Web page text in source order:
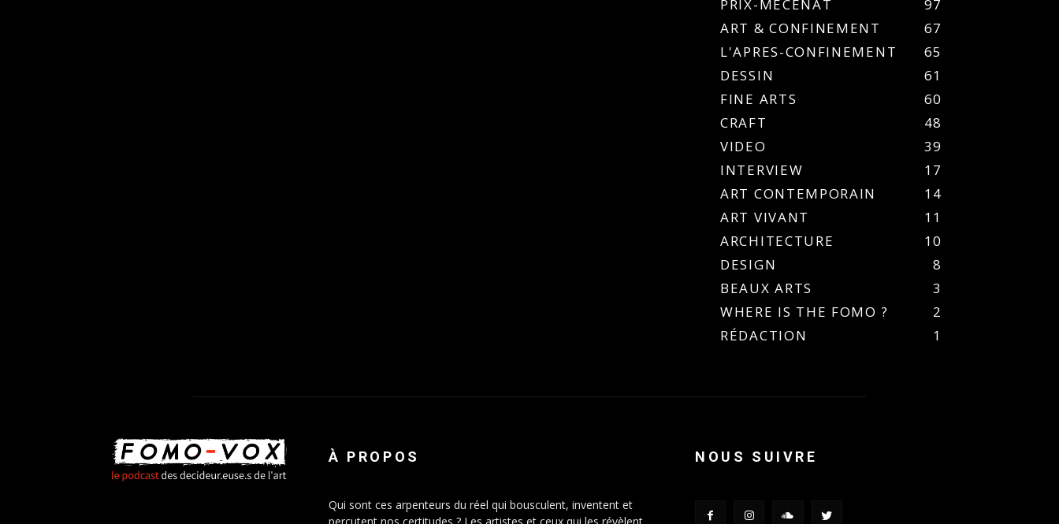
PRIX-MÉCÉNAT
97
ART & CONFINEMENT
67
L'APRES-CONFINEMENT
65
DESSIN
61
FINE ARTS
60
CRAFT
48
VIDEO
39
INTERVIEW
17
ART CONTEMPORAIN
14
ART VIVANT
11
ARCHITECTURE
10
DESIGN
8
BEAUX ARTS
3
WHERE IS THE FOMO ?
2
RÉDACTION
1
À PROPOS
Qui sont ces arpenteurs du réel qui bousculent, inventent et
NOUS SUIVRE